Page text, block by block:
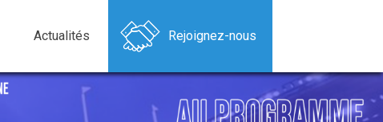
Actualités Rejoignez-nous